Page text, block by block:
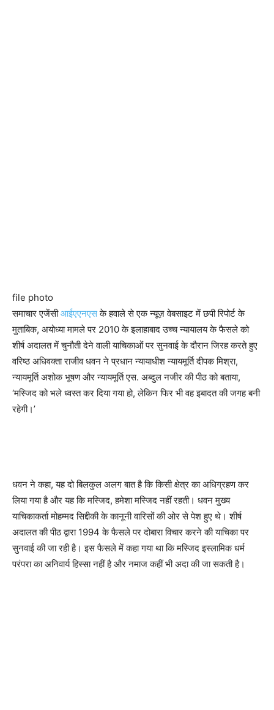
file photo
समाचार एजेंसीआईएएनएसके हवाले से एक न्यूज़ वेबसाइट में छपी रिपोर्ट के
मुताबिक, अयोध्या मामले पर 2010 के इलाहाबाद उच्च न्यायालय के फैसले को
शीर्ष अदालत में चुनौती देने वाली याचिकाओं पर सुनवाई के दौरान जिरह करते हुए
वरिष्ठ अधिवक्ता राजीव धवन ने प्रधान न्यायाधीश न्यायमूर्ति दीपक मिश्रा,
न्यायमूर्ति अशोक भूषण और न्यायमूर्ति एस. अब्दुल नजीर की पीठ को बताया,
‘मस्जिद को भले ध्वस्त कर दिया गया हो, लेकिन फिर भी वह इबादत की जगह बनी
रहेगी।’
धवन ने कहा, यह दो बिलकुल अलग बात है कि किसी क्षेत्र का अधिग्रहण कर
लिया गया है और यह कि मस्जिद, हमेशा मस्जिद नहीं रहती। धवन मुख्य
याचिकाकर्ता मोहम्मद सिद्दीकी के कानूनी वारिसों की ओर से पेश हुए थे। शीर्ष
अदालत की पीठ द्वारा 1994 के फैसले पर दोबारा विचार करने की याचिका पर
सुनवाई की जा रही है। इस फैसले में कहा गया था कि मस्जिद इस्लामिक धर्म
परंपरा का अनिवार्य हिस्सा नहीं है और नमाज कहीं भी अदा की जा सकती है।